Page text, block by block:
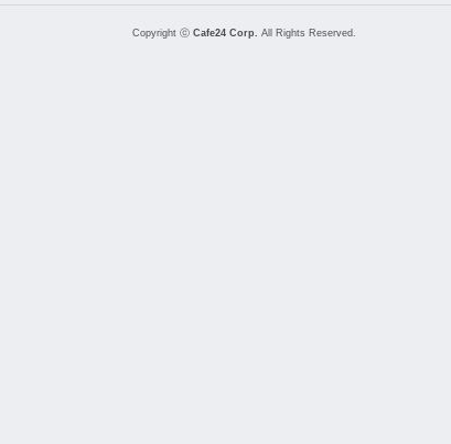
Copyright ⓒ Cafe24 Corp. All Rights Reserved.